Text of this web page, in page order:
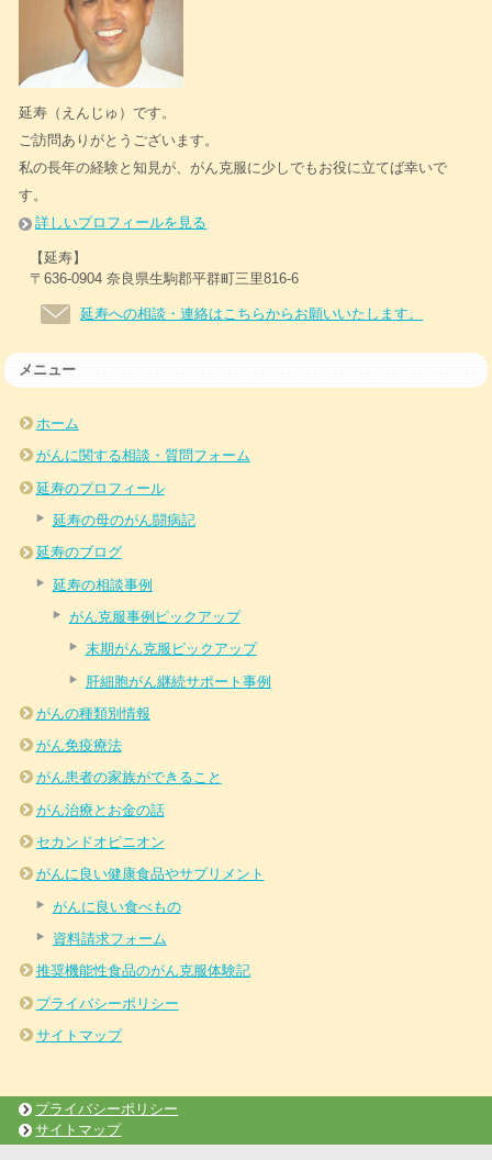
延寿（えんじゅ）です。
ご訪問ありがとうございます。
私の長年の経験と知見が、がん克服に少しでもお役に立てば幸いで
す。
詳しいプロフィールを見る
【延寿】
〒636-0904 奈良県生駒郡平群町三里816-6
延寿への相談・連絡はこちらからお願いいたします。
メニュー
ホーム
がんに関する相談・質問フォーム
延寿のプロフィール
延寿の母のがん闘病記
延寿のブログ
延寿の相談事例
がん克服事例ピックアップ
末期がん克服ピックアップ
肝細胞がん継続サポート事例
がんの種類別情報
がん免疫療法
がん患者の家族ができること
がん治療とお金の話
セカンドオピニオン
がんに良い健康食品やサプリメント
がんに良い食べもの
資料請求フォーム
推奨機能性食品のがん克服体験記
プライバシーポリシー
サイトマップ
プライバシーポリシー
サイトマップ